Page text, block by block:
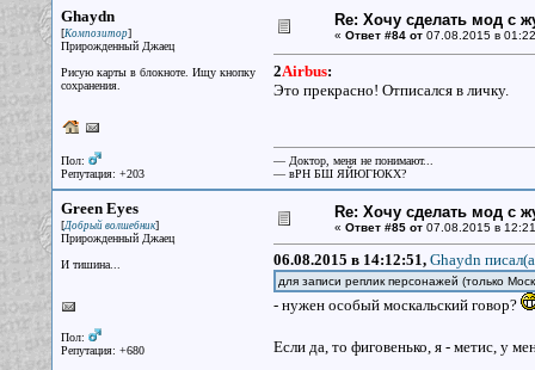
Ghaydn
[Композитор]
Прирожденный Джаец
Рисую карты в блокноте. Ищу кнопку
сохранения.
Пол:
Репутация: +203
Re: Хочу сделать мод с
« Ответ #84 от07.08.2015 в
2Airbus:
Это прекрасно! Отписался в личку.
— Доктор, меня не понимают...
— вРН БШ ЯЙЮГЮКХ?
Green Eyes
[Добрый волшебник]
Прирожденный Джаец
И тишина...
Пол:
Репутация: +680
Re: Хочу сделать мод с
« Ответ #85 от07.08.2015 в
06.08.2015 в 14:12:51, Ghaydn
для записи реплик персонажей (только
- нужен особый москальский говор?
Если да, то фиговенько, я - метис, у